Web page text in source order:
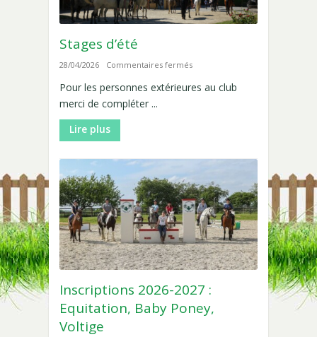
Stages d’été
28/04/2026 Commentaires ferméssur
d’été
Pour les personnes extérieures au club
merci de compléter ...
Lire plus
Inscriptions 2026-2027 :
Equitation, Baby Poney,
Voltige